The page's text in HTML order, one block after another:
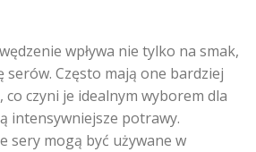
wpływa nie tylko na smak,
Często mają one bardziej
czyni je idealnym wyborem dla
intensywniejsze potrawy.
sery mogą być używane w